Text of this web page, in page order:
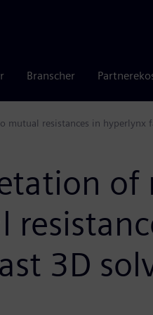
Branscher
mutual resistances in hyperlynx
of
3D